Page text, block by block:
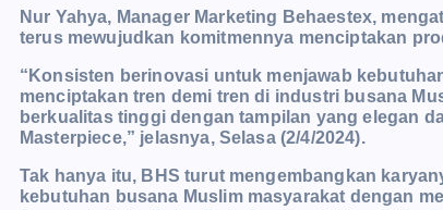
Nur Yahya, Manager Marketing Behaestex,
terus mewujudkan komitmennya menciptakan
“Konsisten berinovasi untuk menjawab
menciptakan tren demi tren di industri busana
berkualitas tinggi dengan tampilan yang elegan
Masterpiece,” jelasnya, Selasa (2/4/2024).
Tak hanya itu, BHS turut mengembangkan
kebutuhan busana Muslim masyarakat dengan